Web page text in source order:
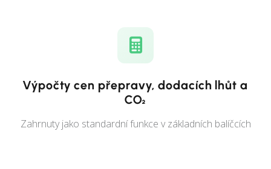
Výpočty cen přepravy, dodacích lhůt a
CO₂
Zahrnuty jako standardní funkce v základních balíčcích